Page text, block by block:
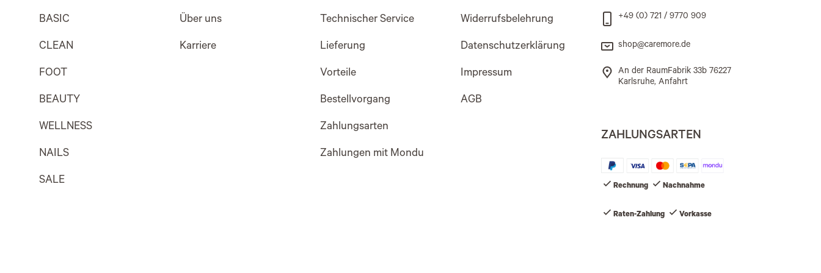
BASIC
CLEAN
FOOT
BEAUTY
WELLNESS
NAILS
SALE
Über uns
Karriere
Technischer Service
Lieferung
Vorteile
Bestellvorgang
Zahlungsarten
Zahlungen mit Mondu
Widerrufsbelehrung
Datenschutzerklärung
Impressum
AGB
+49 (0) 721 / 9770 909
shop@caremore.de
An der RaumFabrik 33b 76227
Karlsruhe, Anfahrt
ZAHLUNGSARTEN
Rechnung Nachnahme
Raten-Zahlung Vorkasse